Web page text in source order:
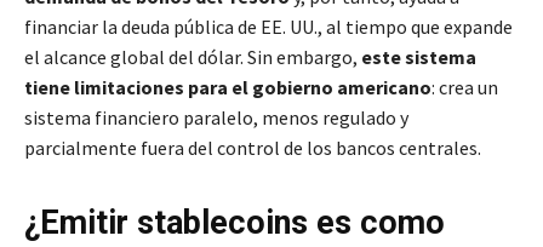
financiar la deuda pública de EE. UU., al tiempo que expande
el alcance global del dólar. Sin embargo, este sistema
tiene limitaciones para el gobierno americano: crea un
sistema financiero paralelo, menos regulado y
parcialmente fuera del control de los bancos centrales.
¿Emitir stablecoins es como